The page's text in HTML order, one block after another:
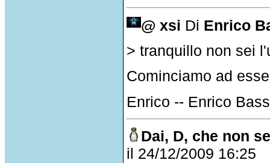
@ xsi Di Enrico
> tranquillo non sei
Cominciamo ad
Enrico -- Enrico
Dai, D, che non
il 24/12/2009 16:25